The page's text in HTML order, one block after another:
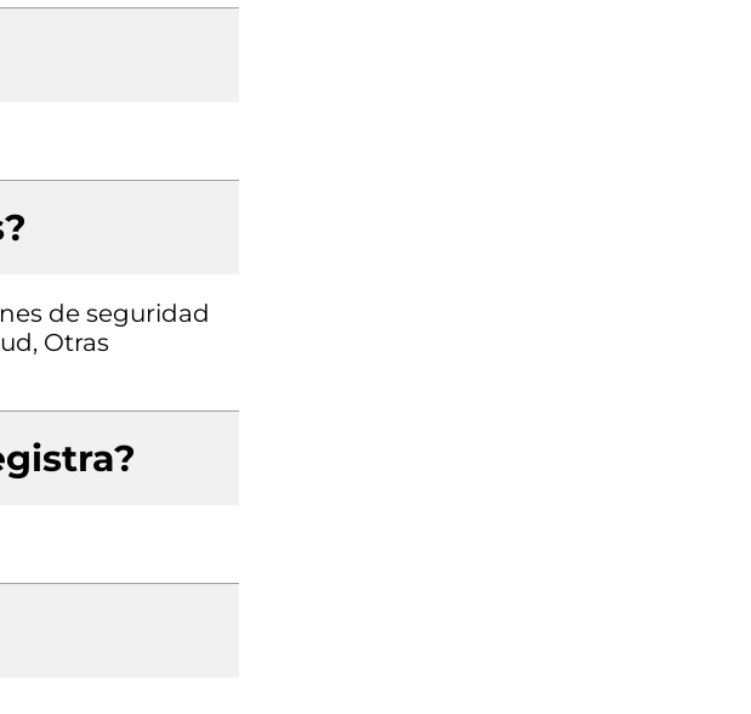
de seguridad
Otras